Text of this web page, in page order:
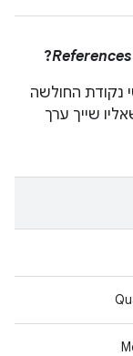
References
?
נקודת החולשה
שייך ערך